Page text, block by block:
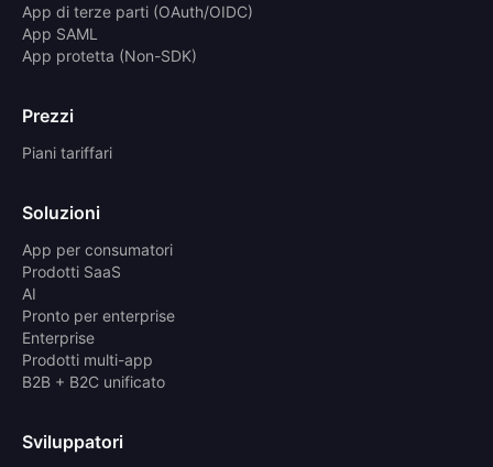
App di terze parti (OAuth/OIDC)
App SAML
App protetta (Non-SDK)
Prezzi
Piani tariffari
Soluzioni
App per consumatori
Prodotti SaaS
AI
Pronto per enterprise
Enterprise
Prodotti multi-app
B2B + B2C unificato
Sviluppatori